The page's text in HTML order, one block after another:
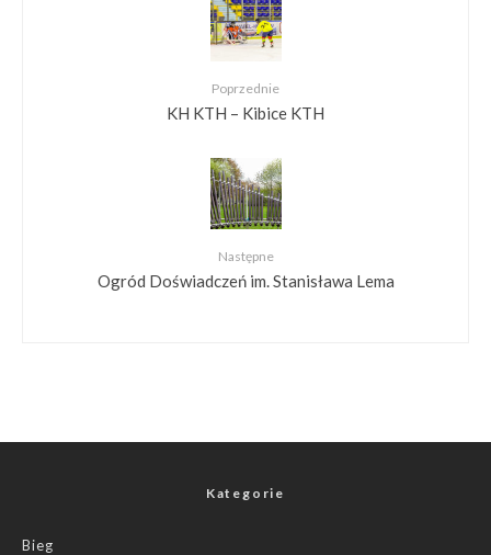
Poprzednie
KH KTH – Kibice KTH
Następne
Ogród Doświadczeń im. Stanisława Lema
Kategorie
Bieg